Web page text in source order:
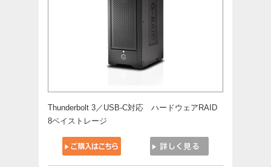
Thunderbolt 3／USB-C対応 ハードウェアRAID
8ベイストレージ